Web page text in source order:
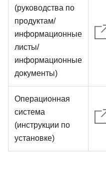
(руководства по
продуктам/
информационные
листы/
информационные
документы)
Операционная
система
(инструкции по
установке)